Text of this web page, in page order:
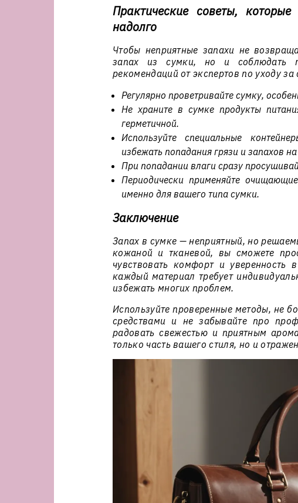
Практические советы,
надолго
Чтобы неприятные запахи не
запах из сумки, но и соблюдать
рекомендаций от экспертов по уходу за
Регулярно проветривайте сумку,
Не храните в сумке продукты
герметичной.
Используйте специальные
избежать попадания грязи и запахов
При попадании влаги сразу
Периодически применяйте
именно для вашего типа сумки.
Заключение
Запах в сумке — неприятный, но
кожаной и тканевой, вы сможете
чувствовать комфорт и уверенность
каждый материал требует
избежать многих проблем.
Используйте проверенные методы, не
средствами и не забывайте про
радовать свежестью и приятным
только часть вашего стиля, но и